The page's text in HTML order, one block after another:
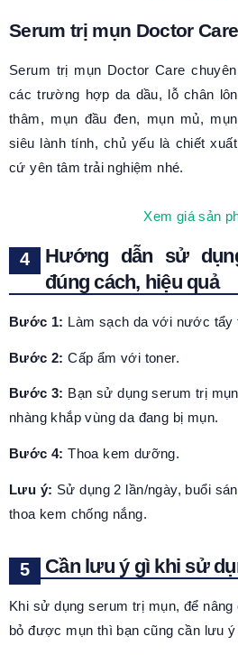
Serum trị mụn Doctor Care
Serum trị mụn Doctor Care
các trường hợp da dầu, lỗ chân
thâm, mụn đầu đen, mụn mủ,
siêu lành tính, chủ yếu là chiết
cứ yên tâm trải nghiệm nhé.
Xem giá sản
Hướng dẫn sử
đúng cách, hiệu quả
Bước 1: Làm sạch da với nước tẩy
Bước 2:Cấp ẩm với toner.
Bước 3: Bạn sử dụng serum trị
nhàng khắp vùng da đang bị mụn.
Bước 4: Thoa kem dưỡng.
Lưu ý: Sử dụng 2 lần/ngày, buổi
thoa kem chống nắng.
Cần lưu ý gì khi sử
Khi sử dụng serum trị mụn, để
bỏ được mụn thì bạn cũng cần lưu